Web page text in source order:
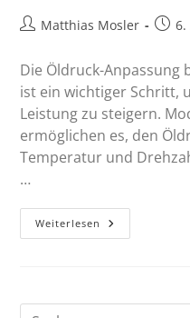
Matthias Mosler 6.
Die Öldruck-
ist ein wichtiger Schritt,
Leistung zu steigern.
ermöglichen es, den
Temperatur und
…
Weiterlesen